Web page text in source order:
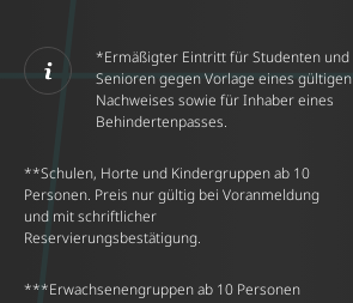
*Ermäßigter Eintritt für Studenten und
Senioren gegen Vorlage eines gültigen
Nachweises sowie für Inhaber eines
Behindertenpasses.
**Schulen, Horte und Kindergruppen ab 10
Personen. Preis nur gültig bei Voranmeldung
und mit schriftlicher
Reservierungsbestätigung.
***Erwachsenengruppen ab 10 Personen